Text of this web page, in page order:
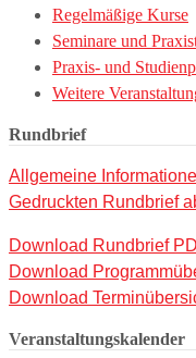
Regelmäßige Kurse
Seminare und
Praxis- und
Weitere
Rundbrief
Allgemeine
Gedruckten Rundbrief
Download Rundbrief
Download
Download
Veranstaltungskalender